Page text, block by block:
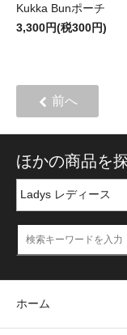
Kukka Bunポーチ
3,300円(税300円)
前へ
ほかの商品を
ホーム